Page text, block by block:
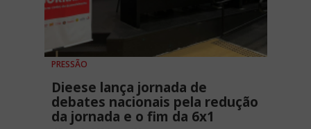
PRESSÃO
Dieese lança jornada de
debates nacionais pela redução
da jornada e o fim da 6x1